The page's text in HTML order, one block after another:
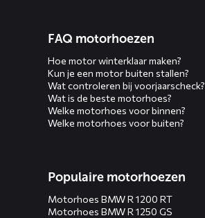
FAQ motorhoezen
Hoe motor winterklaar maken?
Kun je een motor buiten stallen?
Wat controleren bij voorjaarscheck?
Wat is de beste motorhoes?
Welke motorhoes voor binnen?
Welke motorhoes voor buiten?
Populaire motorhoezen
Motorhoes BMW R 1200 RT
Motorhoes BMW R 1250 GS